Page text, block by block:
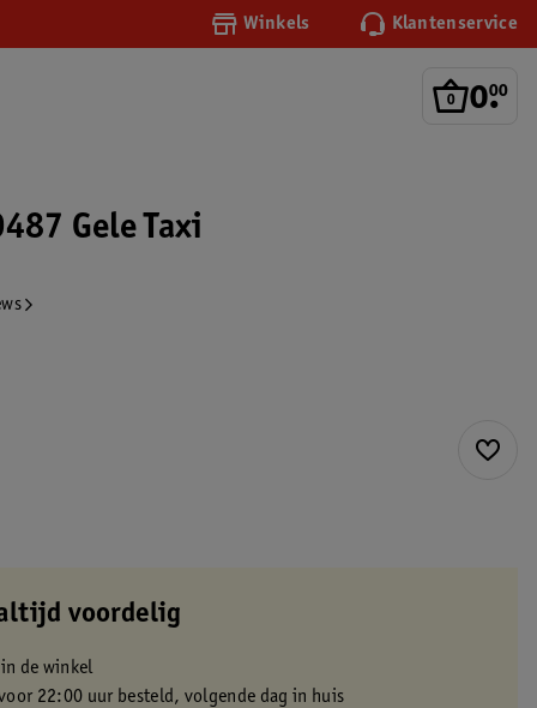
Winkels Klantenservice
0.
00
Gele Taxi
voordelig
de winkel
22:00 uur besteld, volgende dag in huis